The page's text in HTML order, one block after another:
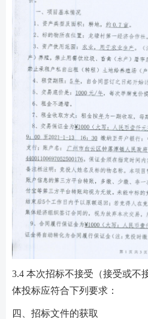
3.4 本次招标不接受（接受或不
体投标应符合下列要求：
四、招标文件的获取